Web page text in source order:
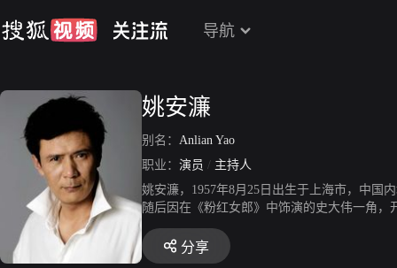
导航
姚安濂
别名： Anlian Yao
职业： 演员 / 主持人
姚安濂，1957年8月25日出生于上海市，中国
随后因在《粉红女郎》中饰演的史大伟一角
殊使命》更是开启了谍战剧的辉煌。姚安濂
中的刘文轩、《红色康乃馨》中的莫明、《
不同的一面。其中《荣誉》更是获得了央一
分享